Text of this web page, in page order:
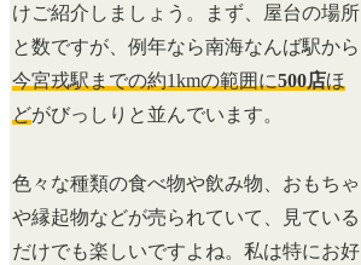
けご紹介しましょう。まず、屋台の場所
と数ですが、例年なら南海なんば駅から
今宮戎駅までの約1kmの範囲に500店ほ
どがびっしりと並んでいます。
色々な種類の食べ物や飲み物、おもちゃ
や縁起物などが売られていて、見ている
だけでも楽しいですよね。私は特にお好